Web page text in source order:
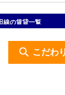
線の賃貸一覧
こだわ